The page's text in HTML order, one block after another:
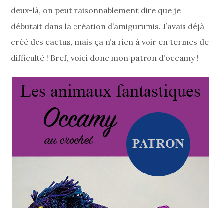
deux-là, on peut raisonnablement dire que je
débutait dans la création d’amigurumis. J’avais déjà
créé des cactus, mais ça n’a rien à voir en termes de
difficulté ! Bref, voici donc mon patron d’occamy !